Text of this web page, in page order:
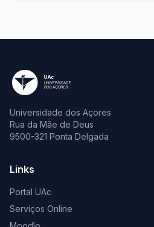
Universidade dos Açores
Rua da Mãe de Deus
9500-321 Ponta Delgada
Links
Portal UAc
Serviços Online